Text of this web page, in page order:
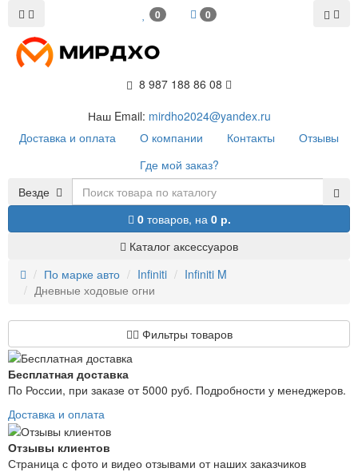
0 0
8 987 188 86 08
Наш Email: mirdho2024@yandex.ru
Доставка и оплата
О компании Контакты
Отзывы
Где мой заказ?
Везде
0товаров, на 0 р.
Каталог аксессуаров
По марке авто
Infiniti
Infiniti M
Дневные ходовые огни
Фильтры товаров
Бесплатная доставка
По России, при заказе от 5000 руб. Подробности у менеджеров.
Доставка и оплата
Отзывы клиентов
Страница с фото и видео отзывами от наших заказчиков